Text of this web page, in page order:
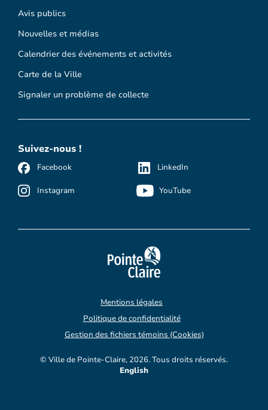
Avis publics
Nouvelles et médias
Calendrier des événements et activités
Carte de la Ville
Signaler un problème de collecte
Suivez-nous !
Facebook
Instagram
LinkedIn
YouTube
© Ville de Pointe-Claire, 2026. Tous droits réservés.
Mentions légales
Politique de confidentialité
Gestion des fichiers témoins (Cookies)
English